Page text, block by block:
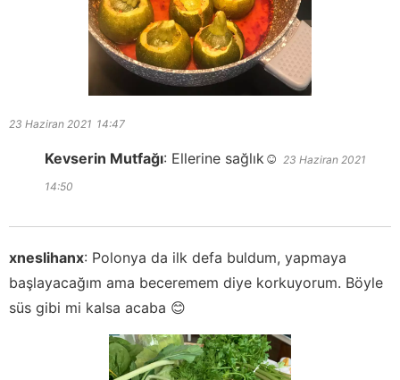
23 Haziran 2021 14:47
Kevserin Mutfağı: Ellerine sağlık☺️ 23 Haziran 2021
14:50
xneslihanx: Polonya da ilk defa buldum, yapmaya
başlayacağım ama beceremem diye korkuyorum. Böyle
süs gibi mi kalsa acaba 😊